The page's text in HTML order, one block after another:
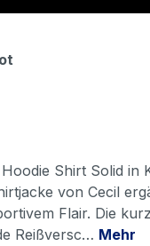
Shirt Solid in
von Cecil
Flair. Die
Reißversc… Mehr